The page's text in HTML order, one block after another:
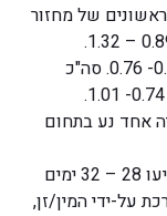
של מחזור
ההשקיה נע (בהתאם לזנים/מינים) בתחום 0.89 – 1.32.
בשבועיים האחרונים של המחזור התחום 0.36- 0.76. סה"כ
אחד נע בתחום
סימני צימאון ראשונים של המינים/זנים הופיעו 28 – 32 ימים
על-ידי המין/זן,